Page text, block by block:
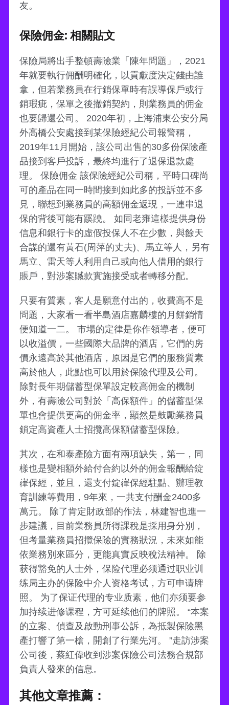
友。
保險佣金: 相關貼文
保險局將出手整頓壽險業「陳年問題」，2021
年就要執行佣酬明確化，以貢獻度決定錢由誰
拿，但若業務員在行銷保單時有誤導保戶或行
銷瑕疵，保單之後撤銷契約，則業務員的佣金
也要歸還公司。 2020年初，上海浦東公安分局
外高橋公安處接到某保險經紀公司報警稱，
2019年11月開始，該公司出售的30多份保險產
品接到客戶投訴，最終均進行了退保退款處
理。 保險佣金 該保險經紀公司稱，平時口碑尚
可的產品在同一時間接到如此多的投訴並不多
見，聯想到業務員的高額佣金返現，一連串退
保的背後可能有蹊蹺。 如同老雍這樣提供身份
信息和銀行卡的虛假投保人不在少數，與餘天
合謀的還有黃石(周萍的丈夫)、馬立等人，另有
馬立、雷天等人利用自己或向他人借用的銀行
賬戶，對涉案贓款實施接受或者轉移分配。
只要有質素，客人是願意付出的，收費高不是
問題，大家看一看半島酒店嘉麟樓的月餅銷情
便知道一二。 市場的定律是你作領導者，便可
以收溢價，一些國際大品牌的酒店，它們的房
價永遠高於其他酒店，原因是它們的服務質素
高於他人，此點也可以用於保險代理及公司。
除對長年期儲蓄型保單設定較高佣金的機制
外，有壽險公司對於「高保額件」的儲蓄型保
單也會提供更高的佣金率，顯然是鼓勵業務員
鎖定高資產人士招攬高保額儲蓄型保險。
其次，在和泰產險方面有兩項缺失，第一，同
樣也是變相額外給付合約以外的佣金報酬給錠
嵂保經，並且，還支付錠嵂保經駐點、辦理教
育訓練等費用，9年來，一共支付酬金2400多
萬元。 除了肯定財政部的作法，林建智也進一
步建議，目前業務員所得課稅是採用身分別，
但考量業務員招攬保險的實務狀況，未來如能
依業務別來區分，更能真實反映稅法精神。 除
获得豁免的人士外，保险代理必须通过职业训
练局主办的保险中介人资格考试，方可申请牌
照。 为了保证代理的专业质素，他们亦须要参
加持续进修课程，方可延续他们的牌照。 “本案
的立案、偵查及啟動刑事公訴，為抵製保險黑
產打響了第一槍，開創了行業先河。 ”走訪涉案
公司後，蔡紅偉收到涉案保險公司法務合規部
負責人發來的信息。
其他文章推薦：